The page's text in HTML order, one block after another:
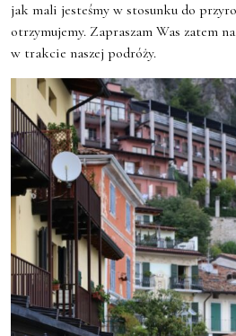
jak mali jesteśmy w stosunku do
otrzymujemy. Zapraszam Was zatem
w trakcie naszej podróży.